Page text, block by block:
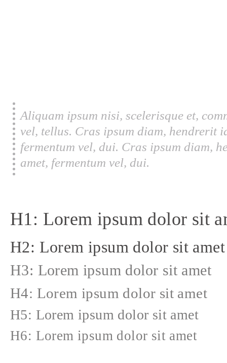
Aliquam ipsum nisi, scelerisque et,
vel, tellus. Cras ipsum diam, hendrerit
fermentum vel, dui. Cras ipsum diam,
amet, fermentum vel, dui.
H1: Lorem ipsum dolor sit
H2: Lorem ipsum dolor sit amet
H3: Lorem ipsum dolor sit amet
H4: Lorem ipsum dolor sit amet
H5: Lorem ipsum dolor sit amet
H6: Lorem ipsum dolor sit amet